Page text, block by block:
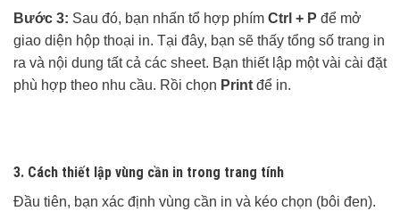
Bước 3: Sau đó, bạn nhấn tổ hợp phím Ctrl + P để mở
giao diện hộp thoại in. Tại đây, bạn sẽ thấy tổng số trang in
ra và nội dung tất cả các sheet. Bạn thiết lập một vài cài đặt
phù hợp theo nhu cầu. Rồi chọn Print để in.
3. Cách thiết lập vùng cần in trong trang tính
Đầu tiên, bạn xác định vùng cần in và kéo chọn (bôi đen).